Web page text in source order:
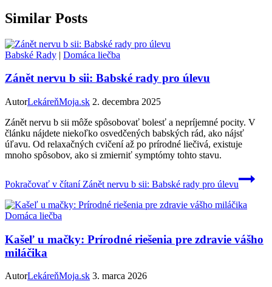
Similar Posts
Babské Rady | Domáca liečba
Zánět nervu b sii: Babské rady pro úlevu
AutorLekáreňMoja.sk 2. decembra 2025
Zánět nervu b sii môže spôsobovať bolesť a nepríjemné pocity. V
článku nájdete niekoľko osvedčených babských rád, ako nájsť
úľavu. Od relaxačných cvičení až po prírodné liečivá, existuje
mnoho spôsobov, ako si zmierniť symptómy tohto stavu.
Pokračovať v čítaníZánět nervu b sii: Babské rady pro úlevu
Domáca liečba
Kašeľ u mačky: Prírodné riešenia pre zdravie vášho
miláčika
AutorLekáreňMoja.sk 3. marca 2026